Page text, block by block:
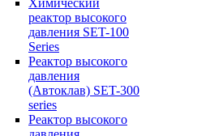
Химический
реактор высокого
давления SET-100
Series
Реактор высокого
давления
(Автоклав) SET-300
series
Реактор высокого